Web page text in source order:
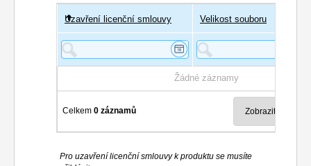
Uživatel
Uzavření licenční smlouvy Velikost souboru
Žádné záznamy
Celkem0 záznamů
Pro uzavření licenční smlouvy k produktu se musíte